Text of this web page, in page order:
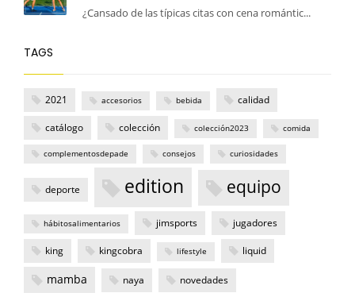
¿Cansado de las típicas citas con cena romántic...
TAGS
2021 accesorios bebida calidad
catálogo colección colección2023 comida
complementosdepade consejos curiosidades
deporte edition equipo
hábitosalimentarios jimsports jugadores
king kingcobra lifestyle liquid
mamba naya novedades